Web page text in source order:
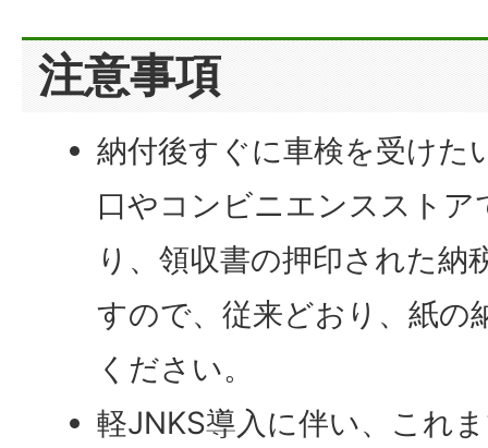
注意事項
納付後すぐに車検を受けた
口やコンビニエンススト
り、領収書の押印された納
すので、従来どおり、紙の
ください。
軽JNKS導入に伴い、これ